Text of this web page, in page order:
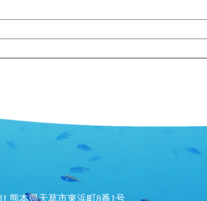
熊本県天草市東浜町8番1号